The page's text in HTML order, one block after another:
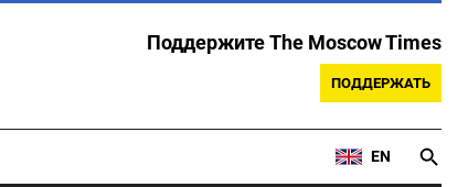
Поддержите The Moscow Times
ПОДДЕРЖАТЬ
EN